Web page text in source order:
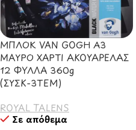
ΜΠΛΟΚ VAN GOGH Α3
ΜΑΥΡΟ ΧΑΡΤΙ ΑΚΟΥΑΡΕΛΑΣ
12 ΦΥΛΛΑ 360g
(ΣΥΣΚ-3TEM)
ROYAL TALENS
Σε απόθεμα